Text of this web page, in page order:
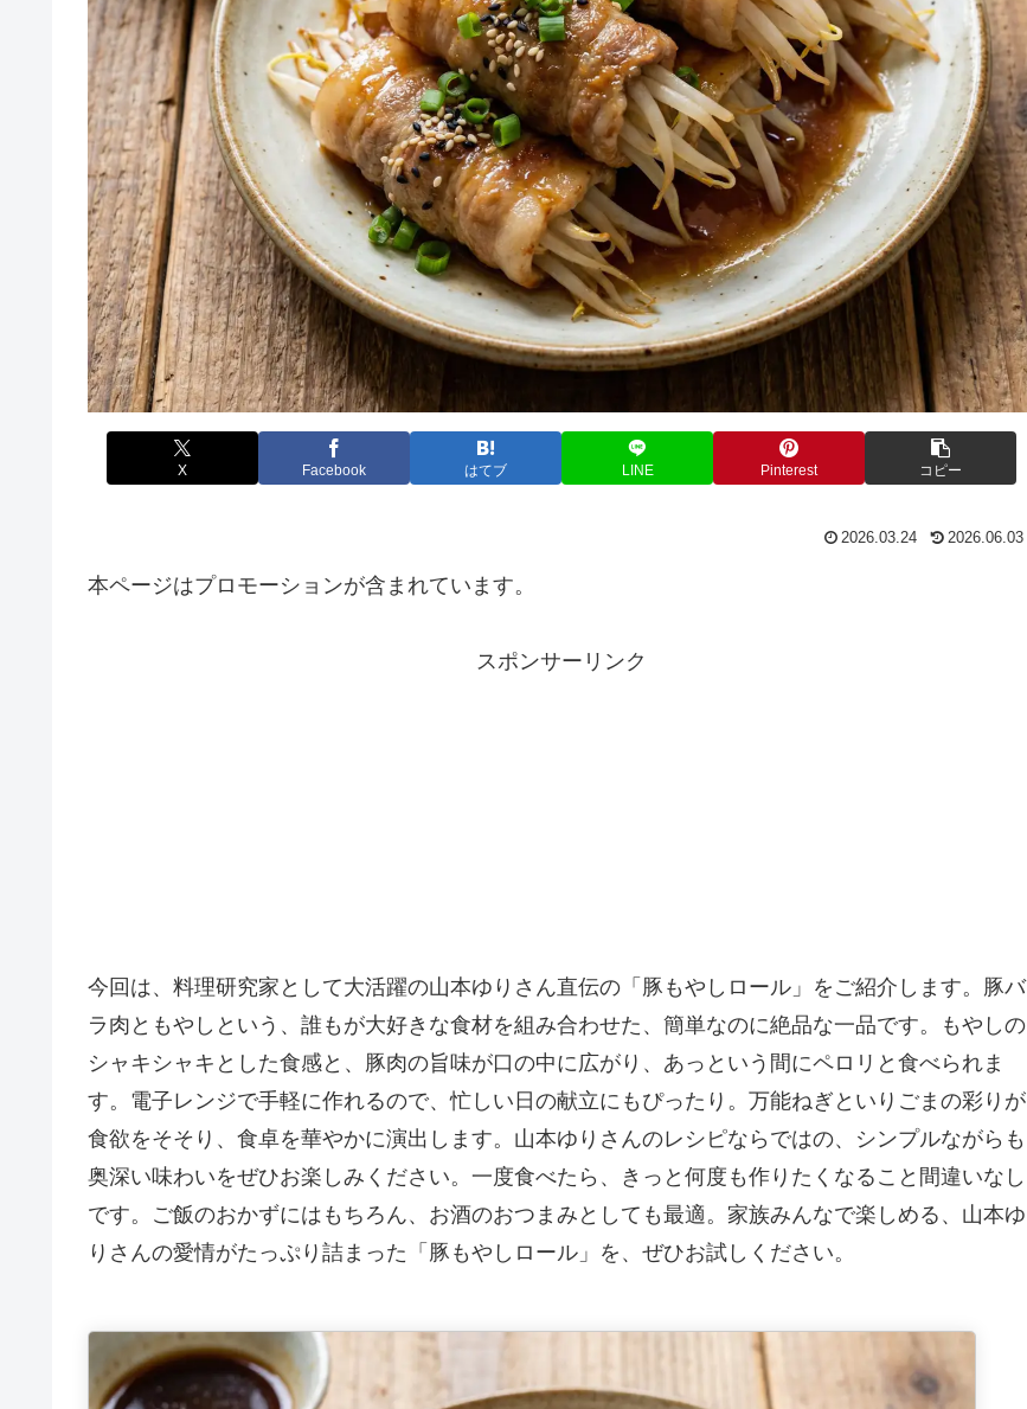
X Facebook はてブ LINE Pinterest コピー
2026.03.24 2026.06.03
本ページはプロモーションが含まれています。
スポンサーリンク
今回は、料理研究家として大活躍の山本ゆりさん直伝の「豚もやしロール」をご紹介します。豚バ
ラ肉ともやしという、誰もが大好きな食材を組み合わせた、簡単なのに絶品な一品です。もやしの
シャキシャキとした食感と、豚肉の旨味が口の中に広がり、あっという間にペロリと食べられま
す。電子レンジで手軽に作れるので、忙しい日の献立にもぴったり。万能ねぎといりごまの彩りが
食欲をそそり、食卓を華やかに演出します。山本ゆりさんのレシピならではの、シンプルながらも
奥深い味わいをぜひお楽しみください。一度食べたら、きっと何度も作りたくなること間違いなし
です。ご飯のおかずにはもちろん、お酒のおつまみとしても最適。家族みんなで楽しめる、山本ゆ
りさんの愛情がたっぷり詰まった「豚もやしロール」を、ぜひお試しください。